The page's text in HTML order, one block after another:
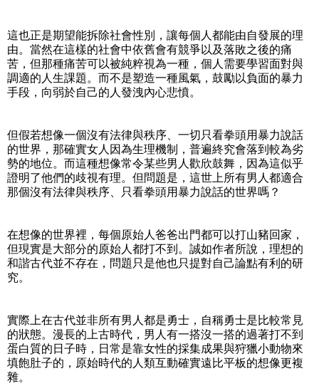
這也正是期望能拆除社會性別，讓每個人都能由自發展的理
由。當然在這樣的社會中依舊會有競爭以及落敗之後的痛
苦，但那種痛苦可以被純粹視為一種，個人需要學習面對與
調適的人生課題。而不是塑造一種風氣，鼓勵以負面的暴力
手段，向弱於自己的人發洩內心悲憤。
但假若想像一個沒有法律與秩序、一切只看拳頭用暴力說話
的世界，那確實女人因為生理機制，普遍終究會落到較為劣
勢的地位。而這種想像常令某些男人歡欣鼓舞，因為這似乎
證明了他們的歧視有理。但問題是，這世上所有男人都適合
那個沒有法律與秩序、只看拳頭用暴力說話的世界嗎？
在想像的世界裡，每個原始人爸爸出門都可以打山豬回家，
但現實是大部分的原始人都打不到。誠如作者所說，理想的
和諧古代並不存在，問題只是他也只提對自己論點有利的研
究。
實際上在古代並非所有男人都是勇士，自稱勇士是比較常見
的狀態。漫長的上古時代，男人有一搭沒一搭的過著打不到
蛋白質的日子時，日常是靠女性的採集成果與狩獵小動物來
填飽肚子的，原始時代的人類互動確實遠比平板的想像更複
雜。